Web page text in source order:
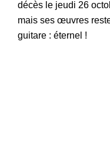
décès le jeudi 26
mais ses œuvres
guitare : éternel !